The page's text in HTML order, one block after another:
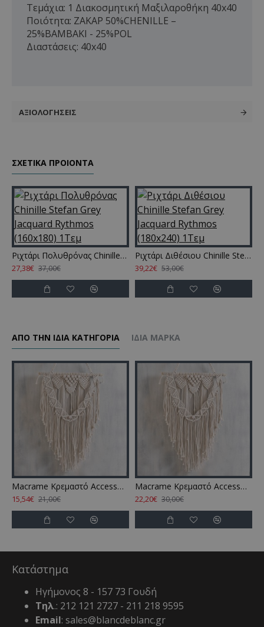
Τεμάχια: 1 Διακοσμητική Μαξιλαροθήκη 40x40
Ποιότητα: ΖΑΚΑΡ 50%CHENILLE –
25%ΒΑΜΒΑΚΙ - 25%POL
Διαστάσεις: 40x40
ΑΞΙΟΛΟΓΉΣΕΙΣ
ΣΧΕΤΙΚΑ ΠΡΟΙΟΝΤΑ
Ριχτάρι Πολυθρόνας Chinille Stefan Grey Jacquard Rythmos (160x180) 1Τεμ
27,38€ 37,00€
Ριχτάρι Διθέσιου Chinille Stefan Grey Jacquard Rythmos (180x240) 1Τεμ
39,22€ 53,00€
ΑΠΌ ΤΗΝ ΊΔΙΑ ΚΑΤΗΓΌΡΙΑ ΊΔΙΑ ΜΆΡΚΑ
Macrame Κρεμαστό Accessories Amarosa Cotton Rythmos (35x45) 1Τεμ
15,54€ 21,00€
Macrame Κρεμαστό Accessories Amarosa Cotton Rythmos (50x50) 1Τεμ
22,20€ 30,00€
Κατάστημα
Ηγήμονος 8 - 157 73 Γουδή
Τηλ.: 212 121 2727 - 211 218 9595
Email: sales@blancdeblanc.gr